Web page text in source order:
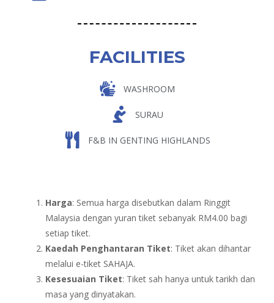
FACILITIES
WASHROOM
SURAU
F&B IN GENTING HIGHLANDS
Harga: Semua harga disebutkan dalam Ringgit
Malaysia dengan yuran tiket sebanyak RM4.00 bagi
setiap tiket.
Kaedah Penghantaran Tiket: Tiket akan dihantar
melalui e-tiket SAHAJA.
Kesesuaian Tiket: Tiket sah hanya untuk tarikh dan
masa yang dinyatakan.